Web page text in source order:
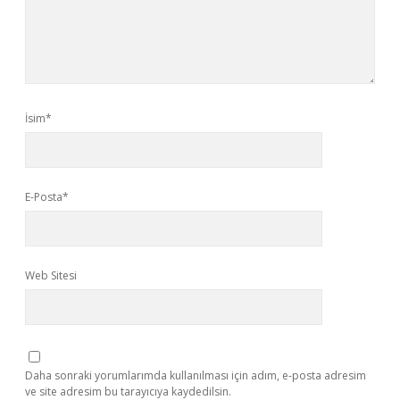
İsim*
E-Posta*
Web Sitesi
Daha sonraki yorumlarımda kullanılması için adım, e-posta adresim
ve site adresim bu tarayıcıya kaydedilsin.